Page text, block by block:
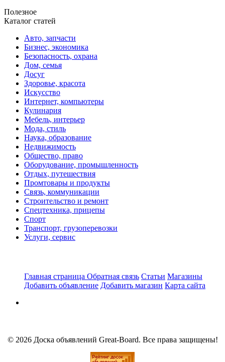
Полезное
Каталог статей
Авто, запчасти
Бизнес, экономика
Безопасность, охрана
Дом, семья
Досуг
Здоровье, красота
Искусство
Интернет, компьютеры
Кулинария
Мебель, интерьер
Мода, стиль
Наука, образование
Недвижимость
Общество, право
Оборудование, промышленность
Отдых, путешествия
Промтовары и продукты
Связь, коммуникации
Строительство и ремонт
Спецтехника, прицепы
Спорт
Транспорт, грузоперевозки
Услуги, сервис
Главная страница Обратная связь Статьи Магазины
Добавить объявление Добавить магазин Карта сайта
© 2026 Доска объявлений Great-Board. Все права защищены!